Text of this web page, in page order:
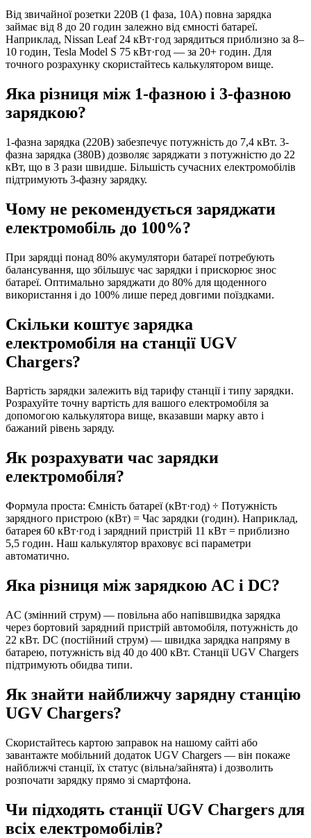
Від звичайної розетки 220В (1 фаза, 10А) повна зарядка
займає від 8 до 20 годин залежно від ємності батареї.
Наприклад, Nissan Leaf 24 кВт·год зарядиться приблизно за 8–
10 годин, Tesla Model S 75 кВт·год — за 20+ годин. Для
точного розрахунку скористайтесь калькулятором вище.
Яка різниця між 1-фазною і 3-фазною
зарядкою?
1-фазна зарядка (220В) забезпечує потужність до 7,4 кВт. 3-
фазна зарядка (380В) дозволяє заряджати з потужністю до 22
кВт, що в 3 рази швидше. Більшість сучасних електромобілів
підтримують 3-фазну зарядку.
Чому не рекомендується заряджати
електромобіль до 100%?
При зарядці понад 80% акумулятори батареї потребують
балансування, що збільшує час зарядки і прискорює знос
батареї. Оптимально заряджати до 80% для щоденного
використання і до 100% лише перед довгими поїздками.
Скільки коштує зарядка
електромобіля на станції UGV
Chargers?
Вартість зарядки залежить від тарифу станції і типу зарядки.
Розрахуйте точну вартість для вашого електромобіля за
допомогою калькулятора вище, вказавши марку авто і
бажаний рівень заряду.
Як розрахувати час зарядки
електромобіля?
Формула проста: Ємність батареї (кВт·год) ÷ Потужність
зарядного пристрою (кВт) = Час зарядки (годин). Наприклад,
батарея 60 кВт·год і зарядний пристрій 11 кВт = приблизно
5,5 годин. Наш калькулятор враховує всі параметри
автоматично.
Яка різниця між зарядкою AC і DC?
AC (змінний струм) — повільна або напівшвидка зарядка
через бортовий зарядний пристрій автомобіля, потужність до
22 кВт. DC (постійний струм) — швидка зарядка напряму в
батарею, потужність від 40 до 400 кВт. Станції UGV Chargers
підтримують обидва типи.
Як знайти найближчу зарядну станцію
UGV Chargers?
Скористайтесь картою заправок на нашому сайті або
завантажте мобільний додаток UGV Chargers — він покаже
найближчі станції, їх статус (вільна/зайнята) і дозволить
розпочати зарядку прямо зі смартфона.
Чи підходять станції UGV Chargers для
всіх електромобілів?